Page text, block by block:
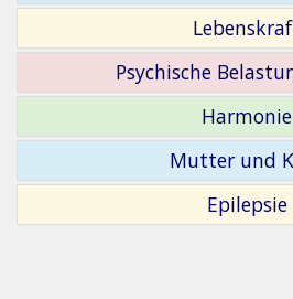
Psychische
Harmonie
Mutter und
Epilepsie